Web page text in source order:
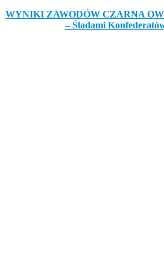
WYNIKI ZAWODÓW CZARNA
– Śladami